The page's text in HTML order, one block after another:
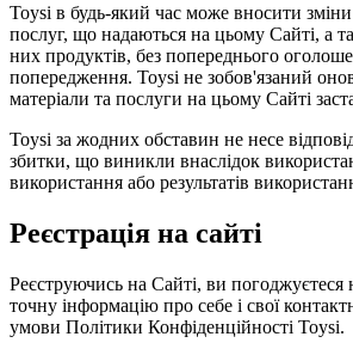
Toysi в будь-який час може вносити зміни
послуг, що надаються на цьому Сайті, а
них продуктів, без попереднього
попередження. Toysi не зобов'язаний
матеріали та послуги на цьому Сайті
Toysi за жодних обставин не несе
збитки, що виникли внаслідок
використання або результатів
Реєстрація на сайті
Реєструючись на Сайті, ви погоджуєтеся
точну інформацію про себе і свої
умови Політики Конфіденційності Toysi.